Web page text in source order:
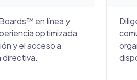
en línea y
optimizada
y el acceso a
directiva.